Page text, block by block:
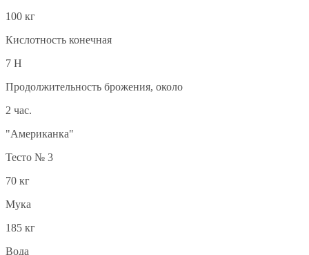
100 кг
Кислотность конечная
7 Н
Продолжительность брожения, около
2 час.
"Американка"
Тесто № 3
70 кг
Мука
185 кг
Вода